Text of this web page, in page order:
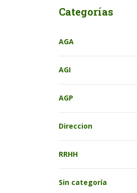
Categorías
AGA
AGI
AGP
Direccion
RRHH
Sin categoría